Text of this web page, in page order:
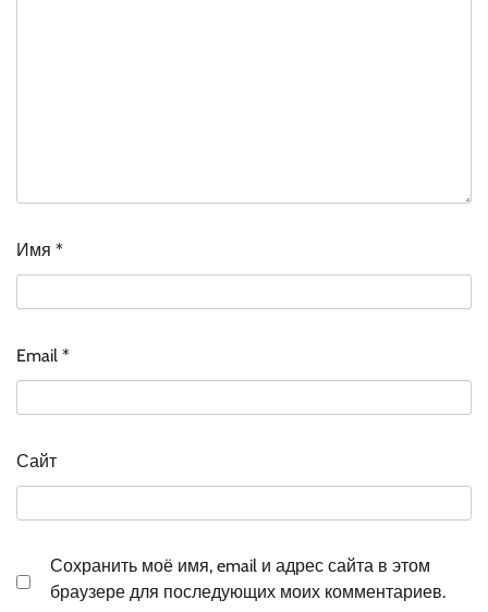
Имя *
Email *
Сайт
Сохранить моё имя, email и адрес сайта в этом
браузере для последующих моих комментариев.